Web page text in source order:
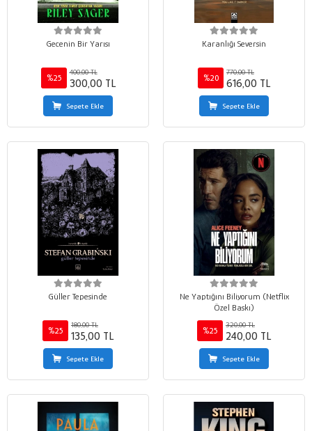
Gecenin Bir Yarısı
%25
400,00 TL
300,00 TL
Sepete Ekle
Karanlığı Seversin
%20
770,00 TL
616,00 TL
Sepete Ekle
Güller Tepesinde
%25
180,00 TL
135,00 TL
Sepete Ekle
Ne Yaptığını Biliyorum (Netflix
Özel Baskı)
%25
320,00 TL
240,00 TL
Sepete Ekle